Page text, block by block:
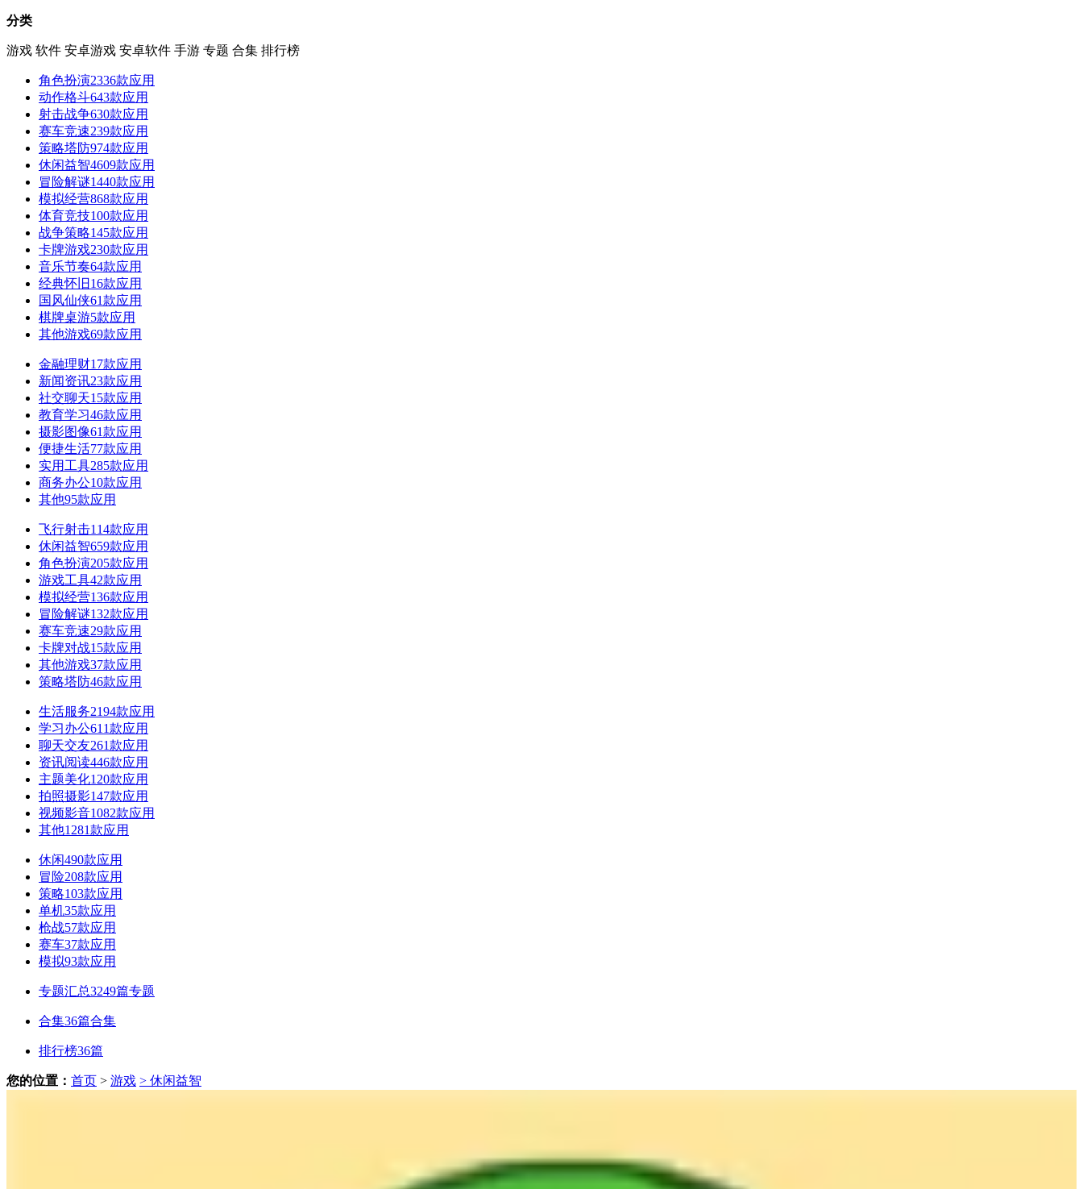
分类
游戏 软件 安卓游戏 安卓软件 手游 专题 合集 排行榜
角色扮演2336款应用
动作格斗643款应用
射击战争630款应用
赛车竞速239款应用
策略塔防974款应用
休闲益智4609款应用
冒险解谜1440款应用
模拟经营868款应用
体育竞技100款应用
战争策略145款应用
卡牌游戏230款应用
音乐节奏64款应用
经典怀旧 16款应用
国风仙侠61款应用
棋牌桌游5款应用
其他游戏69款应用
金融理财17款应用
新闻资讯23款应用
社交聊天15款应用
教育学习46款应用
摄影图像61款应用
便捷生活77款应用
实用工具285款应用
商务办公10款应用
其他95款应用
飞行射击114款应用
休闲益智659款应用
角色扮演205款应用
游戏工具42款应用
模拟经营136款应用
冒险解谜132款应用
赛车竞速29款应用
卡牌对战15款应用
其他游戏37款应用
策略塔防46款应用
生活服务2194款应用
学习办公611款应用
聊天交友261款应用
资讯阅读446款应用
主题美化120款应用
拍照摄影147款应用
视频影音1082款应用
其他1281款应用
休闲490款应用
冒险208款应用
策略103款应用
单机35款应用
枪战57款应用
赛车37款应用
模拟93款应用
专题汇总3249篇专题
合集36篇合集
排行榜36篇
您的位置： 首页 > 游戏 > 休闲益智